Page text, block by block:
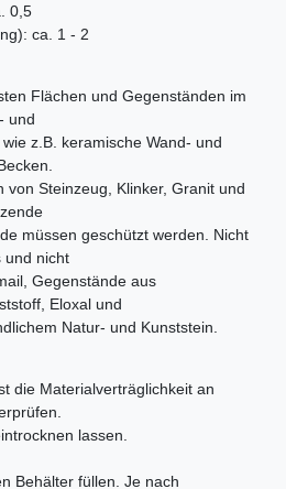
0,5
ca. 1 - 2
Flächen und Gegenständen im
und
z.B. keramische Wand- und
von Steinzeug, Klinker, Granit und
müssen geschützt werden. Nicht
und nicht
Gegenstände aus
Eloxal und
Natur- und Kunststein.
die Materialverträglichkeit an
lassen.
Behälter füllen. Je nach